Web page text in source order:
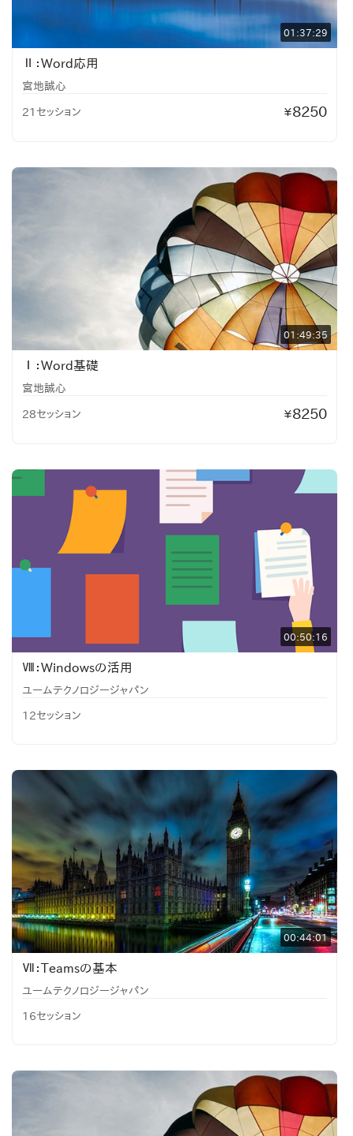
01:37:29
Ⅱ：Word応用
宮地誠心
21セッション ¥8250
01:49:35
Ⅰ：Word基礎
宮地誠心
28セッション ¥8250
00:50:16
Ⅷ：Windowsの活用
ユームテクノロジージャパン
12セッション
00:44:01
Ⅶ：Teamsの基本
ユームテクノロジージャパン
16セッション